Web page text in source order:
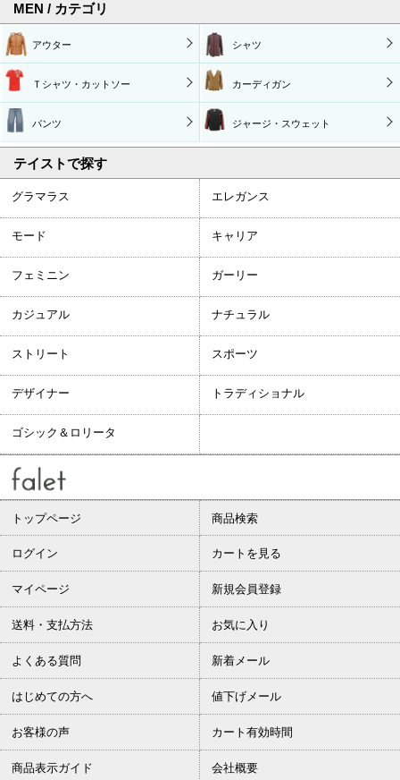
MEN / カテゴリ
アウター シャツ
Ｔシャツ・カットソー カーディガン
パンツ ジャージ・スウェット
テイストで探す
グラマラス エレガンス
モード キャリア
フェミニン ガーリー
カジュアル ナチュラル
ストリート スポーツ
デザイナー トラディショナル
ゴシック＆ロリータ
トップページ 商品検索
ログイン カートを見る
マイページ 新規会員登録
送料・支払方法 お気に入り
よくある質問 新着メール
はじめての方へ 値下げメール
お客様の声 カート有効時間
商品表示ガイド 会社概要